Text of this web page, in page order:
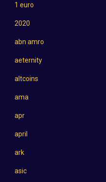
1 euro
2020
abn amro
aeternity
altcoins
ama
apr
april
ark
asic